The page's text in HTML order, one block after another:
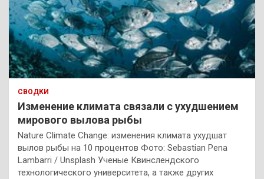
СВОДКИ
Изменение климата связали с ухудшением
мирового вылова рыбы
Nature Climate Change: изменения климата ухудшат
вылов рыбы на 10 процентов Фото: Sebastian Pena
Lambarri / Unsplash Ученые Квинслендского
технологического университета, а также других